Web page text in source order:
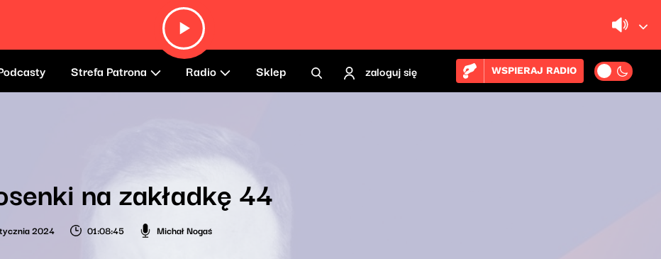
Strefa Patrona Radio Sklep zaloguj się WSPIERAJ RADIO
na zakładkę 44
2024 01:08:45 Michał Nogaś